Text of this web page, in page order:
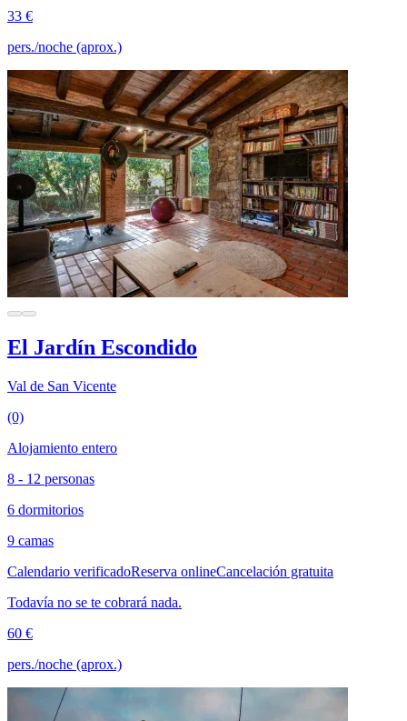
33 €
pers./noche (aprox.)
El Jardín Escondido
Val de San Vicente
(0)
Alojamiento entero
8 - 12 personas
6 dormitorios
9 camas
Calendario verificadoReserva onlineCancelación gratuita
Todavía no se te cobrará nada.
60 €
pers./noche (aprox.)